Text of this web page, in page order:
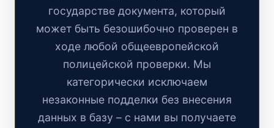
государстве документа, который
может быть безошибочно проверен в
ходе любой общеевропейской
полицейской проверки. Мы
категорически исключаем
незаконные подделки без внесения
данных в базу – с нами вы получаете